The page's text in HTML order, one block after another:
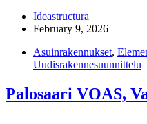
Ideastructura
February 9, 2026
Asuinrakennukset,
Uudisrakennesuunnittelu
Palosaari VOAS,